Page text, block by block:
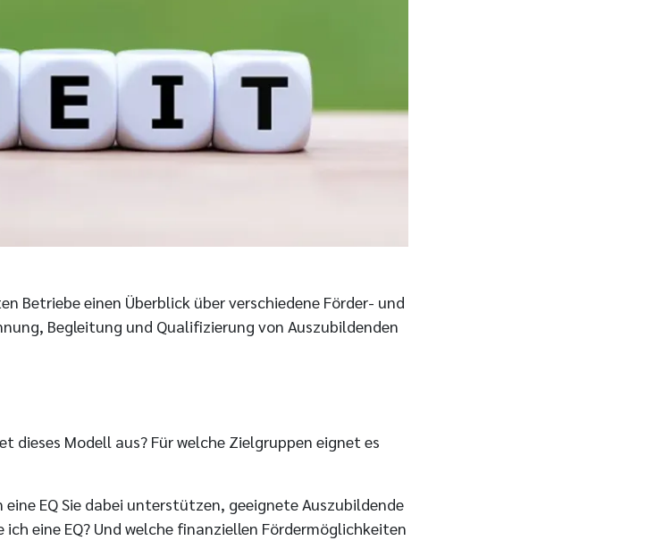
Betriebe einen Überblick über verschiedene Förder- und
Begleitung und Qualifizierung von Auszubildenden
dieses Modell aus? Für welche Zielgruppen eignet es
eine EQ Sie dabei unterstützen, geeignete Auszubildende
eine EQ? Und welche finanziellen Fördermöglichkeiten